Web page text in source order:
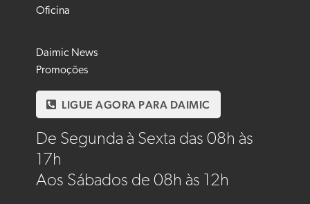
Oficina
Daimic News
Promoções
LIGUE AGORA PARA DAIMIC
De Segunda à Sexta das 08h às
17h
Aos Sábados de 08h às 12h